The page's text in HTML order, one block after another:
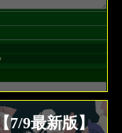
7/9最新版】